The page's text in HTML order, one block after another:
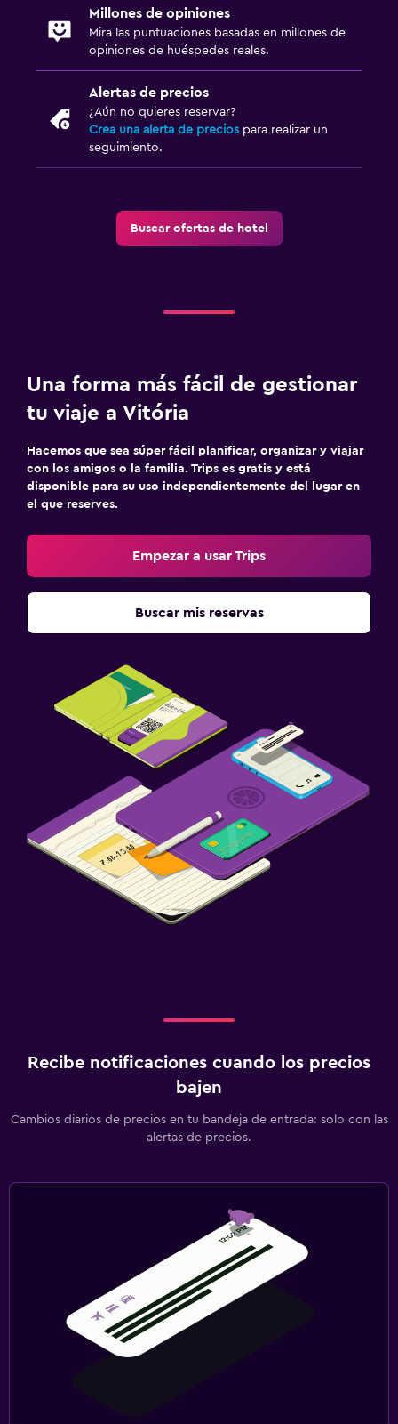
Millones de opiniones
Mira las puntuaciones basadas en millones de
opiniones de huéspedes reales.
Alertas de precios
¿Aún no quieres reservar?
Crea una alerta de precios para realizar un
seguimiento.
Buscar ofertas de hotel
Una forma más fácil de gestionar
tu viaje a Vitória
Hacemos que sea súper fácil planificar, organizar y viajar
con los amigos o la familia. Trips es gratis y está
disponible para su uso independientemente del lugar en
el que reserves.
Empezar a usar Trips
Buscar mis reservas
Recibe notificaciones cuando los precios
bajen
Cambios diarios de precios en tu bandeja de entrada: solo con las
alertas de precios.